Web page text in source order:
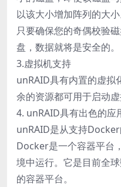
以该大小增加阵列的大小
只要确保您的奇偶校验
盘，数据就将是安全的。
3.虚拟机支持
unRAID具有内置的虚拟
余的资源都可用于启动虚
4. unRAID具有出色的应
unRAID是从支持
Docker是一个容器平台
境中运行。它是目前全
的容器平台。